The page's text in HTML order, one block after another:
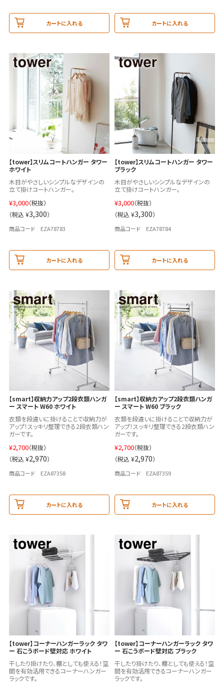
カートに入れる カートに入れる
【tower】スリムコートハンガー タワー
ホワイト
木目がやさしいシンプルなデザインの
立て掛けコートハンガー。
¥3,000（税抜）
（税込 ¥3,300）
商品コード EZA78783
カートに入れる
【tower】スリムコートハンガー タワー
ブラック
木目がやさしいシンプルなデザインの
立て掛けコートハンガー。
¥3,000（税抜）
（税込 ¥3,300）
商品コード EZA78784
カートに入れる
【smart】収納力アップ2段衣類ハンガ
ー スマート W60 ホワイト
衣類を段違いに掛けることで収納力が
アップ！スッキリ整理できる2段衣類ハン
ガーです。
¥2,700（税抜）
（税込 ¥2,970）
商品コード EZA87358
カートに入れる
【smart】収納力アップ2段衣類ハンガ
ー スマート W60 ブラック
衣類を段違いに掛けることで収納力が
アップ！スッキリ整理できる2段衣類ハン
ガーです。
¥2,700（税抜）
（税込 ¥2,970）
商品コード EZA87359
カートに入れる
【tower】コーナーハンガーラック タワ
ー 石こうボード壁対応 ホワイト
干したり掛けたり、棚としても使える！空
間を有効活用できるコーナーハンガー
ラックです。
【tower】コーナーハンガーラック タワ
ー 石こうボード壁対応 ブラック
干したり掛けたり、棚としても使える！空
間を有効活用できるコーナーハンガー
ラックです。